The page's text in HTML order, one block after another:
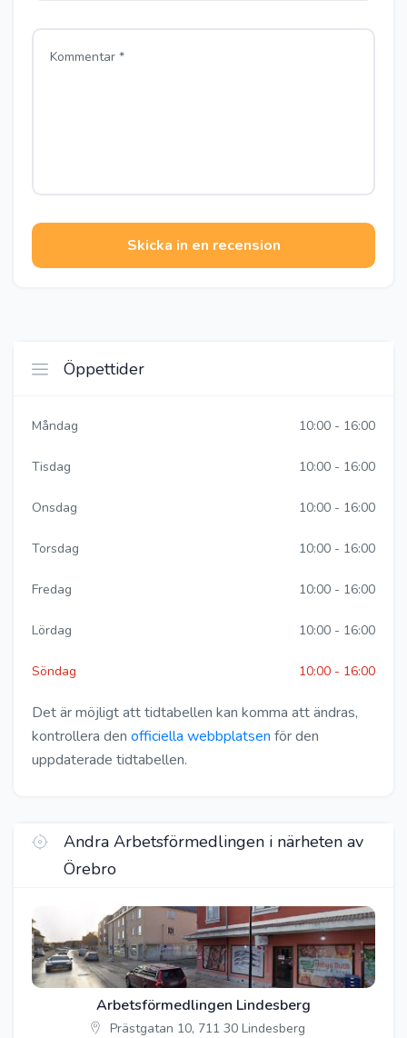
Skicka in en recension
Öppettider
Måndag 10:00 - 16:00
Tisdag 10:00 - 16:00
Onsdag 10:00 - 16:00
Torsdag 10:00 - 16:00
Fredag 10:00 - 16:00
Lördag 10:00 - 16:00
Söndag 10:00 - 16:00
Det är möjligt att tidtabellen kan komma att ändras,
kontrollera den officiella webbplatsen för den
uppdaterade tidtabellen.
Andra Arbetsförmedlingen i närheten av
Örebro
Arbetsförmedlingen Lindesberg
Prästgatan 10, 711 30 Lindesberg